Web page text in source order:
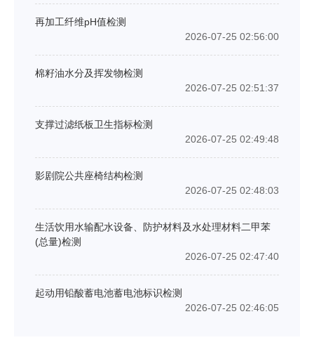
再加工纤维pH值检测
2026-07-25 02:56:00
棉籽油水分及挥发物检测
2026-07-25 02:51:37
支撑过滤纸板卫生指标检测
2026-07-25 02:49:48
影剧院公共座椅结构检测
2026-07-25 02:48:03
生活饮用水输配水设备、防护材料及水处理材料二甲苯
(总量)检测
2026-07-25 02:47:40
起动用铅酸蓄电池蓄电池标识检测
2026-07-25 02:46:05